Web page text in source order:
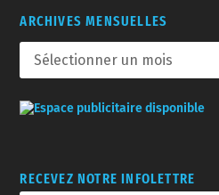
ARCHIVES MENSUELLES
RECEVEZ NOTRE INFOLETTRE